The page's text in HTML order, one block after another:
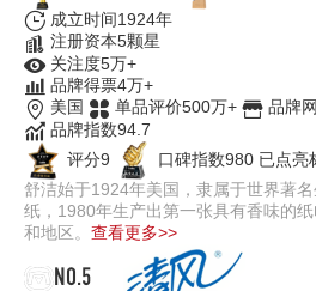
成立时间1924年
注册资本5颗星
关注度5万+
品牌得票4万+
美国
单品评价500万+
品牌
品牌指数94.7
评分9
口碑指数980 已点亮
舒洁始于1924年美国，隶属于世界著
纸，1980年生产出第一张具有香味的
和地区。 查看更多>>
NO.5